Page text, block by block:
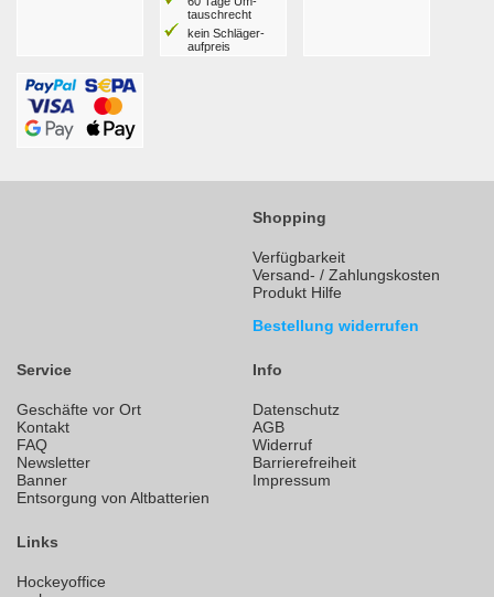
tausch­recht
kein Schläger­
aufpreis
Shopping
Verfügbarkeit
Versand- / Zahlungskosten
Produkt Hilfe
Bestellung widerrufen
Service
Geschäfte vor Ort
Kontakt
FAQ
Newsletter
Banner
Entsorgung von Altbatterien
Info
Datenschutz
AGB
Widerruf
Barrierefreiheit
Impressum
Links
Hockeyoffice